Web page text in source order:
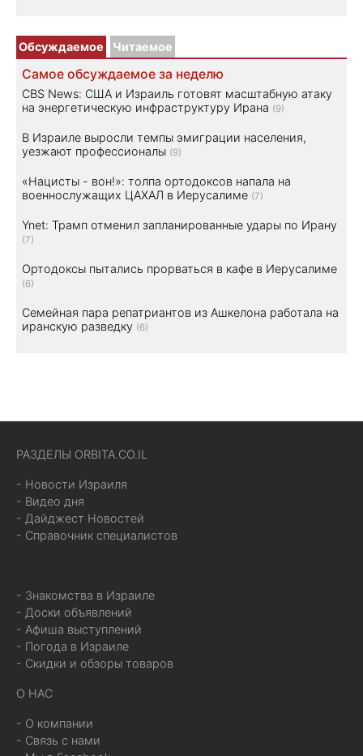
Обсуждаемое Читаемое
Самое обсуждаемое за неделю
CBS News: США и Израиль готовят масштабную атаку
на энергетическую инфраструктуру Ирана (9)
В Израиле выросли темпы эмиграции населения,
уезжают профессионалы (9)
«Нацисты - вон!»: толпа ортодоксов напала на
военнослужащих ЦАХАЛ в Иерусалиме (7)
Ynet: Трамп отменил запланированные удары по Ирану
(7)
Ортодоксы пытались прорваться в кафе в Иерусалиме
(6)
Семейная пара репатриантов из Ашкелона работала на
иранскую разведку (6)
РАЗДЕЛЫ ORBITA.CO.IL
- Новости Израиля
- Видео дня
- Дайджест Новостей
- Справочник специалистов
- Знакомства в Израиле
- Доски объявлений
- Афиша выступлений
- Погода в Израиле
- Скидки и обзоры товаров
О НАС
- О компании
- Связь с нами